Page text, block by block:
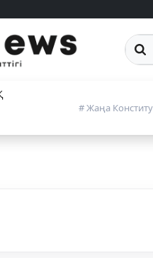
# Жаңа